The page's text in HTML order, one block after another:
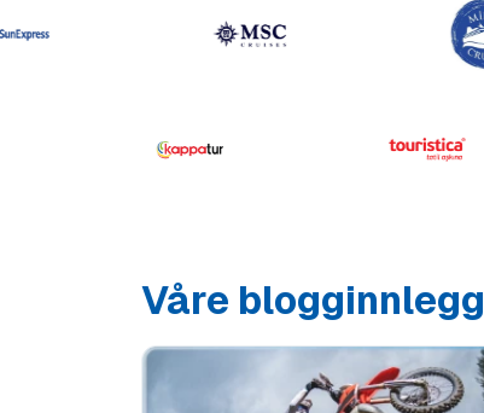
Våre blogginnlegg